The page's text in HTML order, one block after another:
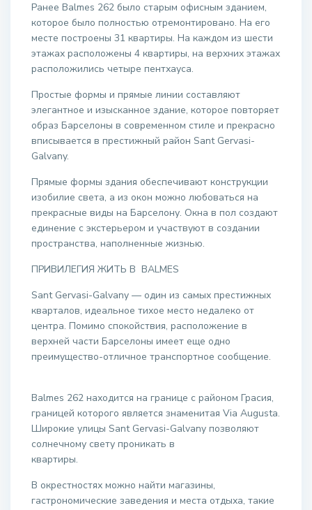
Ранее Вalmes 262 было старым офисным зданием,
которое было полностью отремонтировано. На его
месте построены 31 квартиры. На каждом из шести
этажах расположены 4 квартиры, на верхних этажах
расположились четыре пентхауса.
Простые формы и прямые линии составляют
элегантное и изысканное здание, которое повторяет
образ Барселоны в современном стиле и прекрасно
вписывается в престижный район Sant Gervasi-
Galvany.
Прямые формы здания обеспечивают конструкции
изобилие света, а из окон можно любоваться на
прекрасные виды на Барселону. Окна в пол создают
единение с экстерьером и участвуют в создании
пространства, наполненные жизнью.
ПРИВИЛЕГИЯ ЖИТЬ В BALMES
Sant Gervasi-Galvany — один из самых престижных
кварталов, идеальное тихое место недалеко от
центра. Помимо спокойствия, расположение в
верхней части Барселоны имеет еще одно
преимущество-отличное транспортное сообщение.
Balmes 262 находится на границе с районом Грасия,
границей которого является знаменитая Via Augusta.
Широкие улицы Sant Gervasi-Galvany позволяют
солнечному свету проникать в
квартиры.
В окрестностях можно найти магазины,
гастрономические заведения и места отдыха, такие